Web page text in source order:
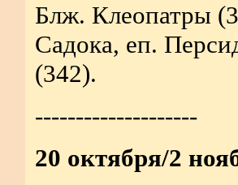
Блж. Клеопатры
Садока, еп.
(342).
--------------------
20 октября/2